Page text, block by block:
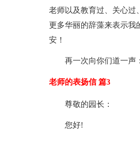
老师以及教育过、关心过
更多华丽的辞藻来表示我
安！
再一次向你们道一声
老师的表扬信 篇3
尊敬的园长：
您好!